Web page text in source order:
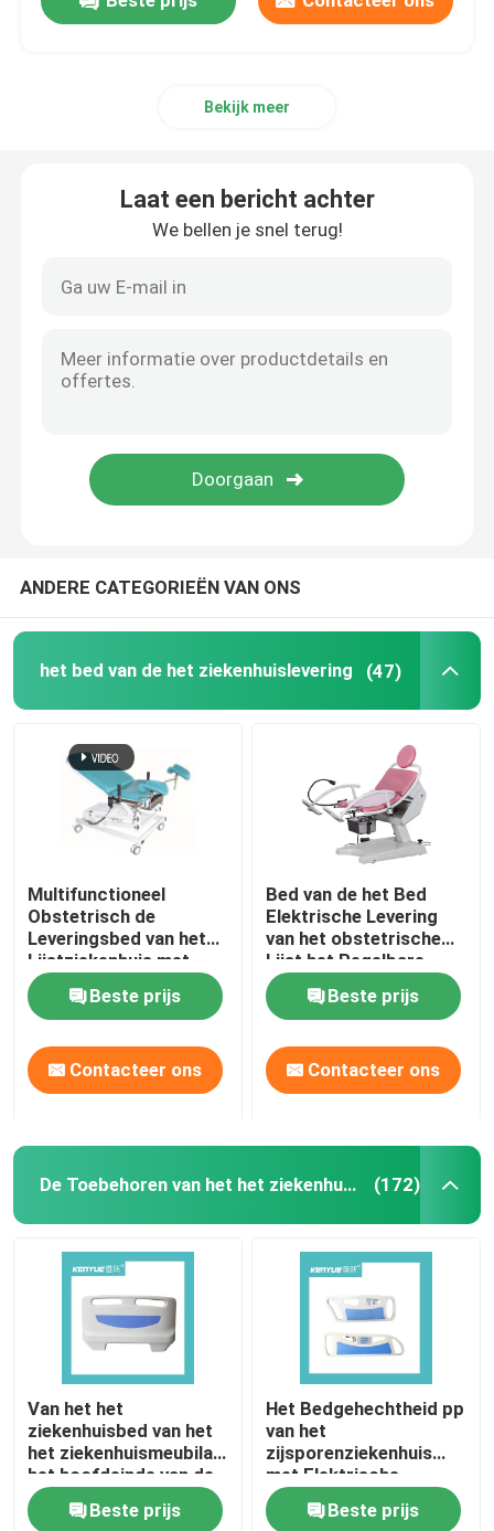
Bekijk meer
Laat een bericht achter
We bellen je snel terug!
ANDERE CATEGORIEËN VAN ONS
het bed van de het ziekenhuislevering (47)
Multifunctioneel
Obstetrisch de
Leveringsbed van het
Lijstziekenhuis met
Rem 5 Duimbevers
Beste prijs
Contacteer ons
Bed van de het Bed
Elektrische Levering
van het obstetrische
Lijst het Regelbare
Gynaecologische
OnderzoekBeste prijs
Contacteer ons
De Toebehoren van het het ziekenhuisbed (172)
Van het het
ziekenhuisbed van het
het ziekenhuismeubilair
het hoofdeinde van de
de delen bule kleur voor
medicalbedBeste prijs
Het Bedgehechtheid pp
van het
zijsporenziekenhuis
met Elektrische
Drukknop Multifunctie
Beste prijs